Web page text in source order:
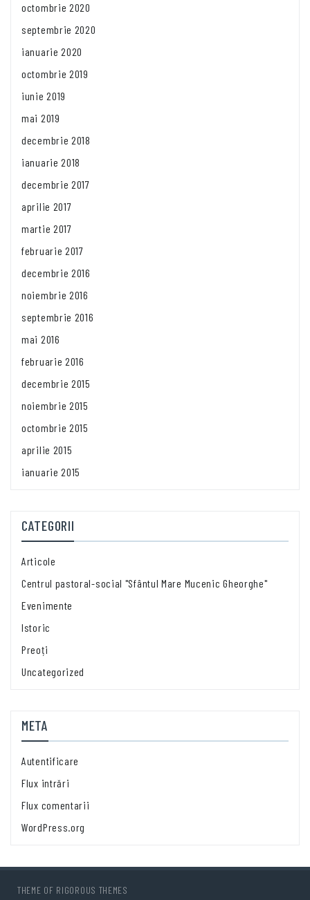
octombrie 2020
septembrie 2020
ianuarie 2020
octombrie 2019
iunie 2019
mai 2019
decembrie 2018
ianuarie 2018
decembrie 2017
aprilie 2017
martie 2017
februarie 2017
decembrie 2016
noiembrie 2016
septembrie 2016
mai 2016
februarie 2016
decembrie 2015
noiembrie 2015
octombrie 2015
aprilie 2015
ianuarie 2015
CATEGORII
Articole
Centrul pastoral-social "Sfântul Mare Mucenic Gheorghe"
Evenimente
Istoric
Preoți
Uncategorized
META
Autentificare
Flux intrări
Flux comentarii
WordPress.org
THEME OF RIGOROUS THEMES